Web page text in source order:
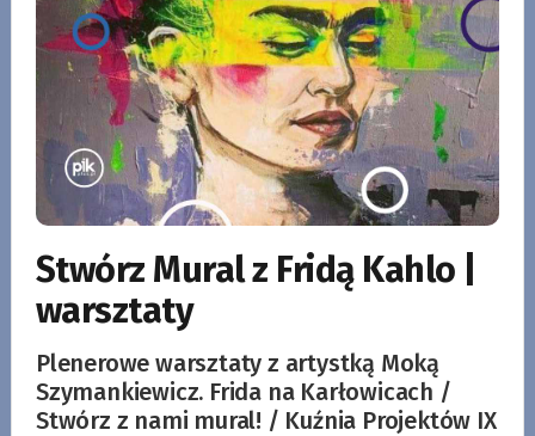
Stwórz Mural z Fridą Kahlo |
warsztaty
Plenerowe warsztaty z artystką Moką
Szymankiewicz. Frida na Karłowicach /
Stwórz z nami mural! / Kuźnia Projektów IX